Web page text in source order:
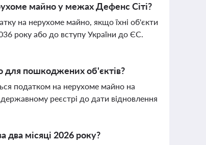
майно у межах Дефенс Сіті?
на нерухоме майно, якщо їхні об'єкти
року або до вступу України до ЄС.
для пошкоджених об'єктів?
податком на нерухоме майно на
реєстрі до дати відновлення
місяці 2026 року?